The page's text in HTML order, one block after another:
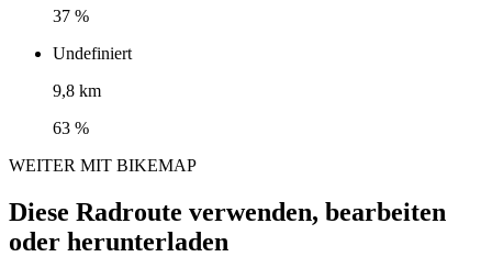
37 %
Undefiniert
9,8 km
63 %
WEITER MIT BIKEMAP
Diese Radroute verwenden, bearbeiten
oder herunterladen